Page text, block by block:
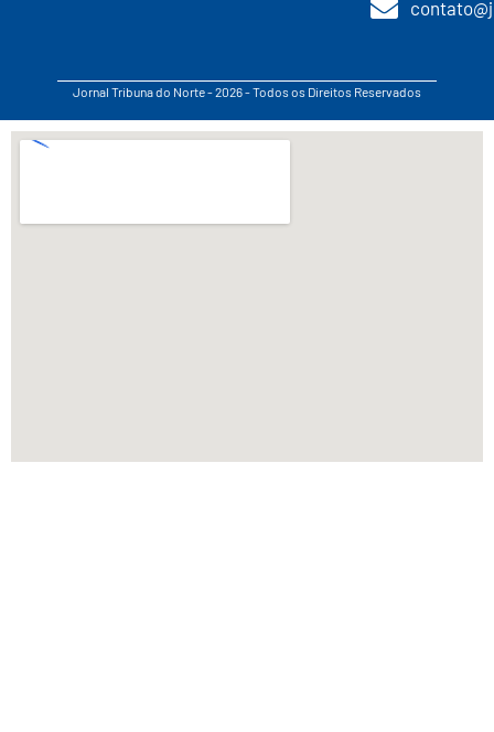
Jornal Tribuna do Norte - 2026 - Todos os Direitos Reservados